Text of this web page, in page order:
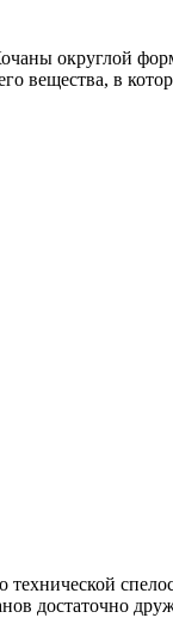
округлой
вещества, в
достаточно